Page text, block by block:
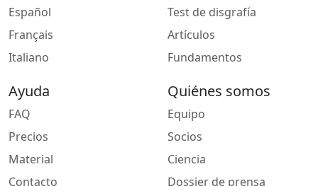
Español
Français
Italiano
Test de disgrafía
Artículos
Fundamentos
Ayuda
FAQ
Precios
Material
Contacto
Quiénes somos
Equipo
Socios
Ciencia
Dossier de prensa